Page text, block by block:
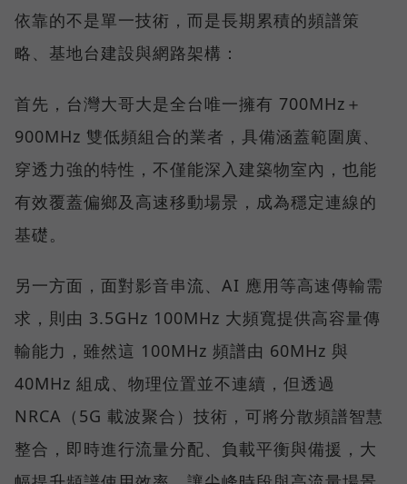
依靠的不是單一技術，而是長期累積的頻譜策
略、基地台建設與網路架構：
首先，台灣大哥大是全台唯一擁有 700MHz＋
900MHz 雙低頻組合的業者，具備涵蓋範圍廣、
穿透力強的特性，不僅能深入建築物室內，也能
有效覆蓋偏鄉及高速移動場景，成為穩定連線的
基礎。
另一方面，面對影音串流、AI 應用等高速傳輸需
求，則由 3.5GHz 100MHz 大頻寬提供高容量傳
輸能力，雖然這 100MHz 頻譜由 60MHz 與
40MHz 組成、物理位置並不連續，但透過
NRCA（5G 載波聚合）技術，可將分散頻譜智慧
整合，即時進行流量分配、負載平衡與備援，大